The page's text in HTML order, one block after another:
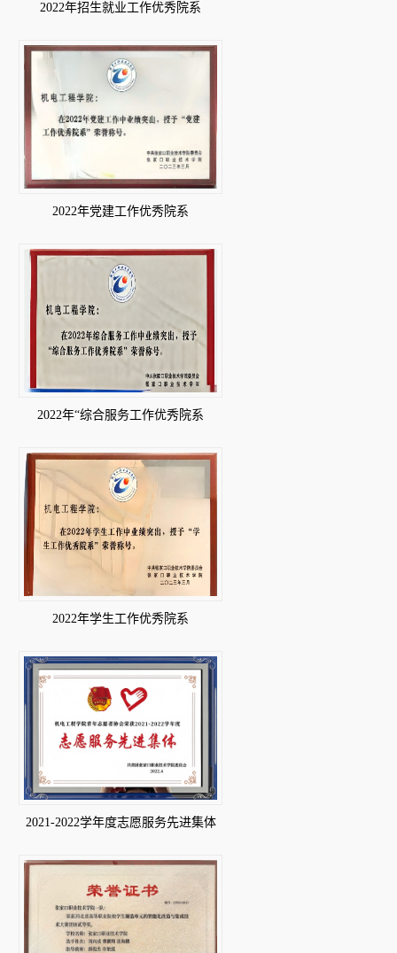
2022年招生就业工作优秀院系
2022年党建工作优秀院系
2022年“综合服务工作优秀院系
2022年学生工作优秀院系
2021-2022学年度志愿服务先进集体